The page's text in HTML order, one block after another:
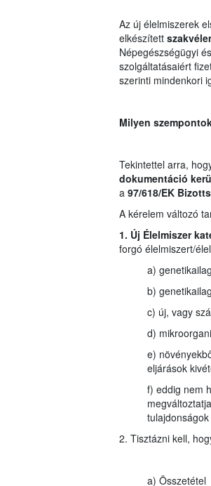
Az új élelmiszerek
elkészített
Népegészségügyi
szolgáltatásaiért
szerinti mindenkori
Milyen
Tekintettel arra,
dokumentáció
a97/618/EK
A kérelem változó
1. Új Élelmiszer
forgó élelmiszert/
a)
b)
c) új, vagy
d)
e)
eljárások
f) eddig nem
tulajdonságok
2. Tisztázni kell,
a) Összetétel